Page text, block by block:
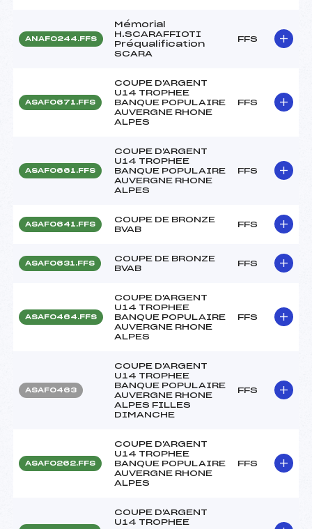
ANAF0244.FFS
Mémorial
H.SCARAFFIOTI
Préqualification
SCARA
FFS
ASAF0671.FFS
COUPE D'ARGENT
U14 TROPHEE
BANQUE POPULAIRE
AUVERGNE RHONE
ALPES
FFS
ASAF0661.FFS
COUPE D'ARGENT
U14 TROPHEE
BANQUE POPULAIRE
AUVERGNE RHONE
ALPES
FFS
ASAF0641.FFS
COUPE DE BRONZE
BVAB
FFS
ASAF0631.FFS
COUPE DE BRONZE
BVAB
FFS
ASAF0464.FFS
COUPE D'ARGENT
U14 TROPHEE
BANQUE POPULAIRE
AUVERGNE RHONE
ALPES
FFS
ASAF0463
COUPE D'ARGENT
U14 TROPHEE
BANQUE POPULAIRE
AUVERGNE RHONE
ALPES FILLES
DIMANCHE
FFS
ASAF0262.FFS
COUPE D'ARGENT
U14 TROPHEE
BANQUE POPULAIRE
AUVERGNE RHONE
ALPES
FFS
COUPE D'ARGENT
U14 TROPHEE